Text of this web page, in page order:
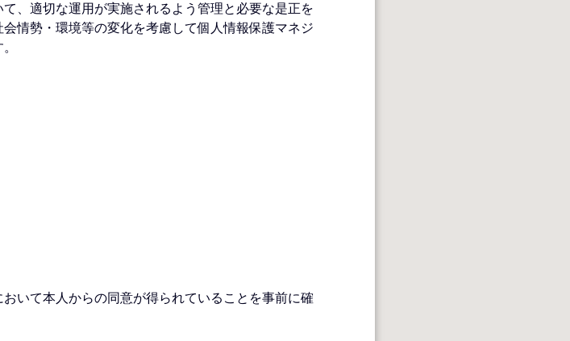
、適切な運⽤が実施されるよう管理と必要な是正を
情勢・環境等の変化を考慮して個⼈情報保護マネジ
いて本人からの同意が得られていることを事前に確